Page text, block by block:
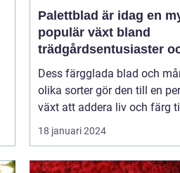
Palettblad är idag en
populär växt bland
trädgårdsentusiaster
inom inredning
Dess färgglada blad och
olika sorter gör den till en
växt att addera liv och färg
18 januari 2024